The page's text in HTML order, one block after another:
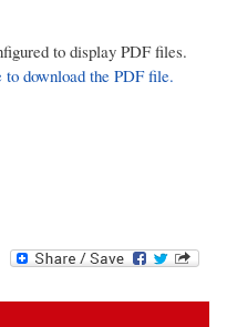
to display PDF files.
download the PDF file.